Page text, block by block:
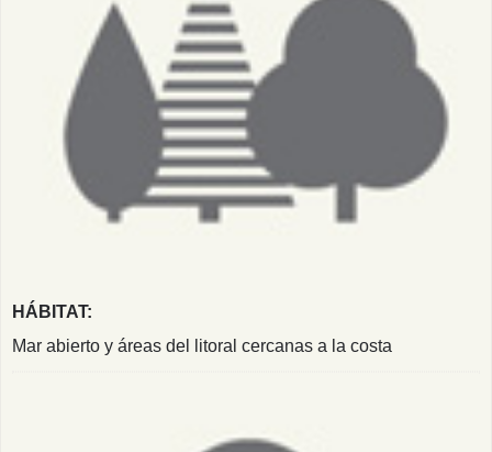
HÁBITAT:
Mar abierto y áreas del litoral cercanas a la costa